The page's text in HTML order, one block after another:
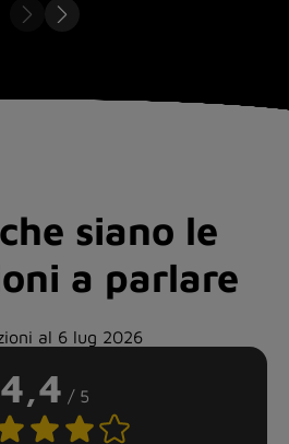
siano le
a parlare
al 6 lug 2026
4,4 / 5